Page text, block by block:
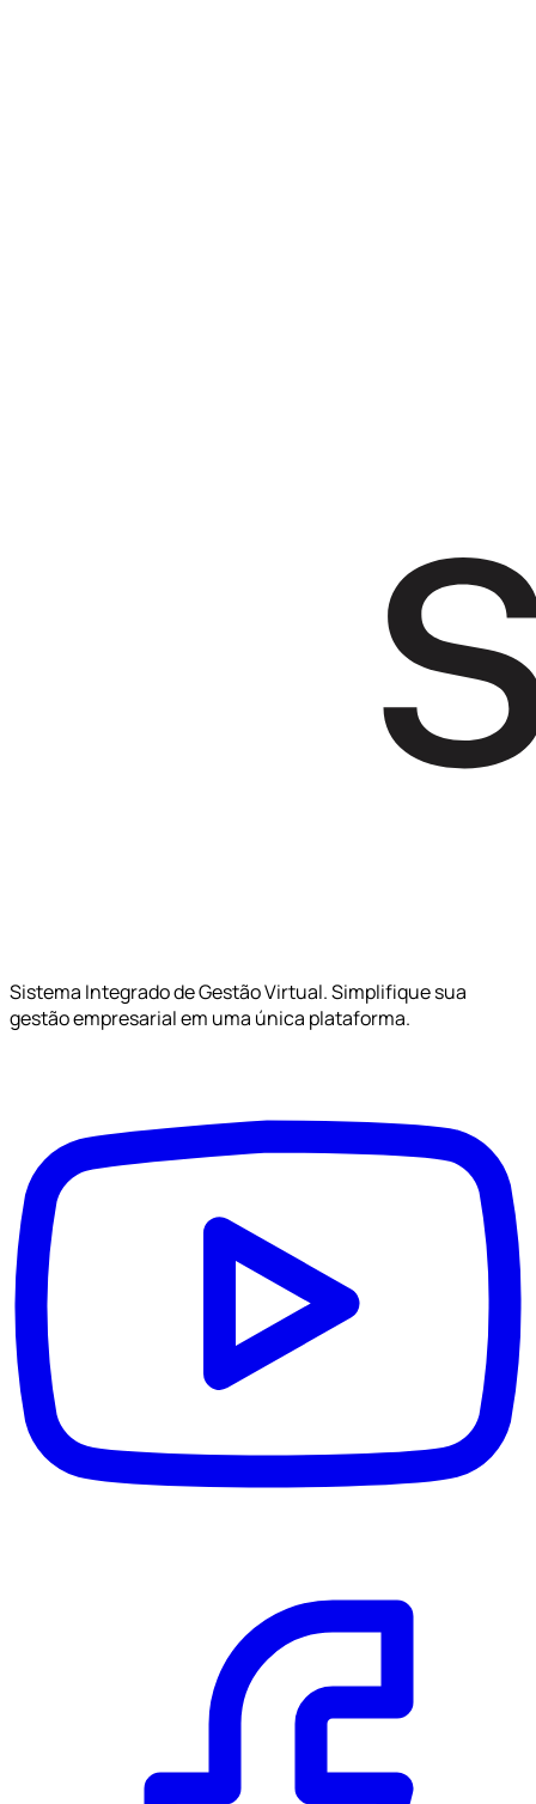
Sistema Integrado de Gestão Virtual. Simplifique sua
gestão empresarial em uma única plataforma.